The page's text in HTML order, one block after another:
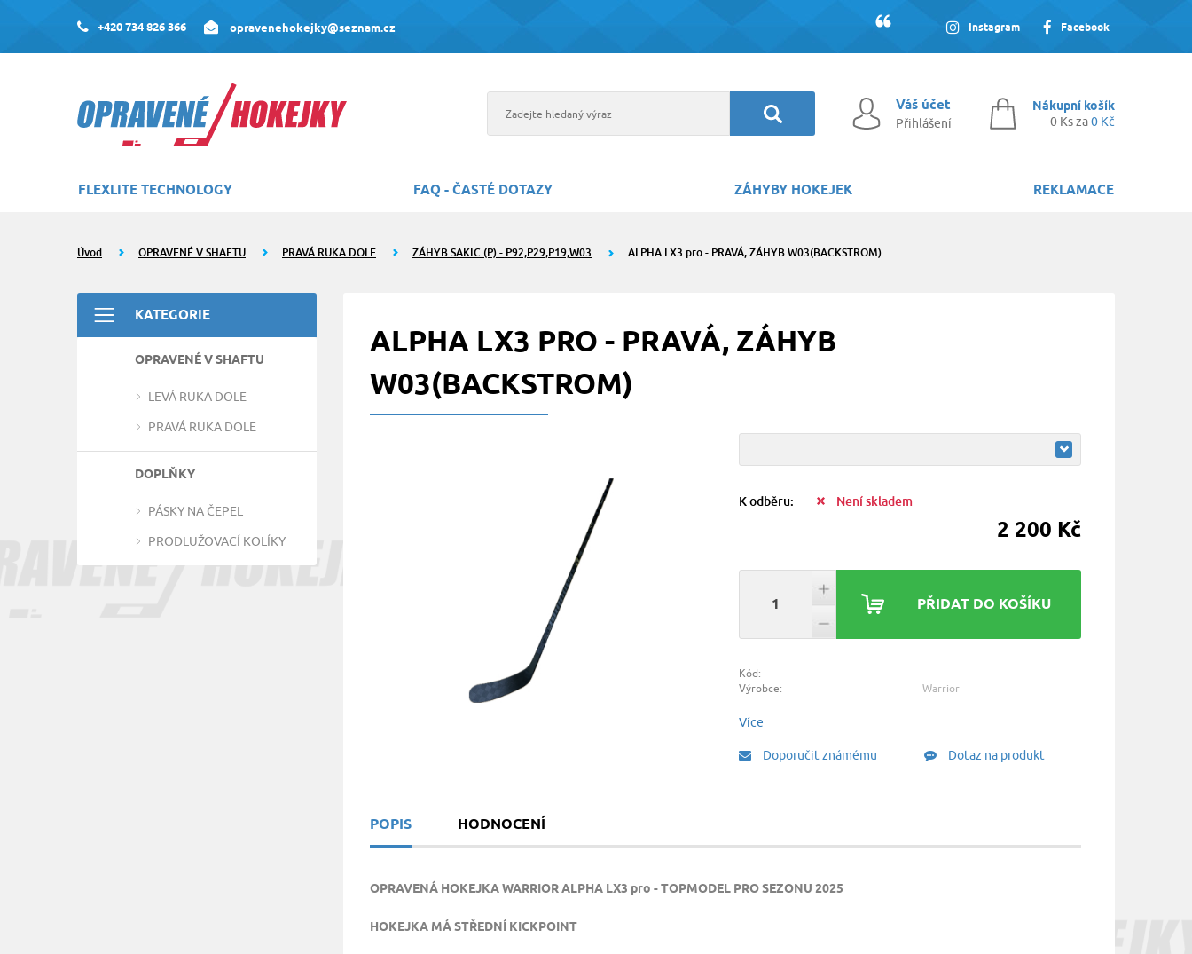
+420 734 826 366 opravenehokejky@seznam.cz Instagram Facebook
Váš účet
Přihlášení
Nákupní košík
0 Ks za0 Kč
FLEXLITE TECHNOLOGY FAQ - ČASTÉ DOTAZY ZÁHYBY HOKEJEK REKLAMACE
Úvod OPRAVENÉ V SHAFTU PRAVÁ RUKA DOLE ZÁHYB SAKIC (P) - P92,P29,P19,W03 ALPHA LX3 pro - PRAVÁ, ZÁHYB W03(BACKSTROM)
KATEGORIE
OPRAVENÉ V SHAFTU
LEVÁ RUKA DOLE
PRAVÁ RUKA DOLE
DOPLŇKY
PÁSKY NA ČEPEL
PRODLUŽOVACÍ KOLÍKY
ALPHA LX3 PRO - PRAVÁ, ZÁHYB
W03(BACKSTROM)
K odběru: Není skladem
2 200 Kč
PŘIDAT DO KOŠÍKU
Kód:
Výrobce:
Warrior
Více
Doporučit známému Dotaz na produkt
POPIS HODNOCENÍ
OPRAVENÁ HOKEJKA WARRIOR ALPHA LX3 pro - TOPMODEL PRO SEZONU 2025
HOKEJKA MÁ STŘEDNÍ KICKPOINT